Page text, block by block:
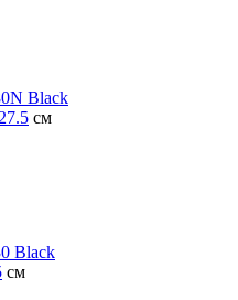
Black
27.5 см
Black
см